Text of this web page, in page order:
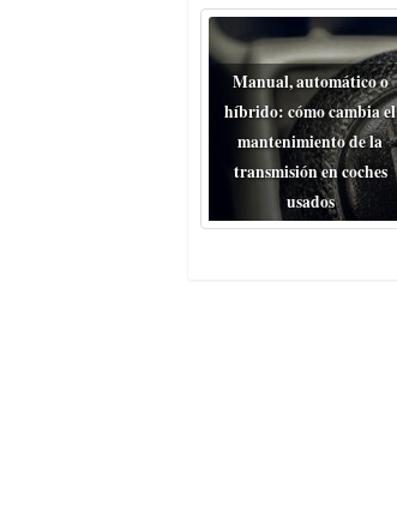
Manual, automático o
híbrido: cómo cambia el
mantenimiento de la
transmisión en coches
usados